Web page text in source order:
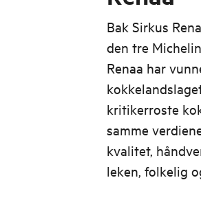
Bak Sirkus
den tre
Renaa har
kritikerroste
samme
kvalitet,
leken, folkelig